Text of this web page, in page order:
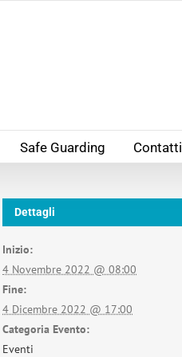
Safe Guarding Contatti
Dettagli
Inizio:
4 Novembre 2022 @ 08:00
Fine:
4 Dicembre 2022 @ 17:00
Categoria Evento:
Eventi